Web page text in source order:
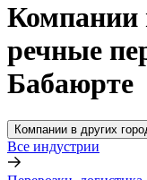
Компании
речные
Бабаюрте
Компании в других
Все индустрии